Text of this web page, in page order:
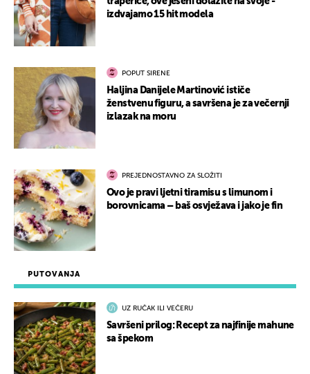
PUTOVANJA
UZ RUČAK ILI VEČERU
Savršeni prilog: Recept za najfinije mahune
sa špekom
izdvajamo 15 hit modela
POPUT SIRENE
Haljina Danijele Martinović ističe
ženstvenu figuru, a savršena je za večernji
izlazak na moru
PREJEDNOSTAVNO ZA SLOŽITI
Ovo je pravi ljetni tiramisu s limunom i
borovnicama – baš osvježava i jako je fin